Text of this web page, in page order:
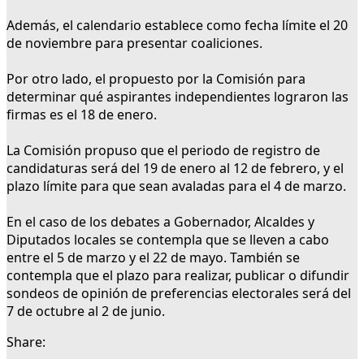
Además, el calendario establece como fecha límite el 20
de noviembre para presentar coaliciones.
Por otro lado, el propuesto por la Comisión para
determinar qué aspirantes independientes lograron las
firmas es el 18 de enero.
La Comisión propuso que el periodo de registro de
candidaturas será del 19 de enero al 12 de febrero, y el
plazo límite para que sean avaladas para el 4 de marzo.
En el caso de los debates a Gobernador, Alcaldes y
Diputados locales se contempla que se lleven a cabo
entre el 5 de marzo y el 22 de mayo. También se
contempla que el plazo para realizar, publicar o difundir
sondeos de opinión de preferencias electorales será del
7 de octubre al 2 de junio.
Share: